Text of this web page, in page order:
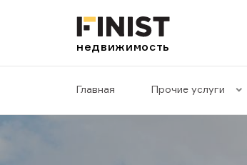
недвижимость
Главная Прочие услуги